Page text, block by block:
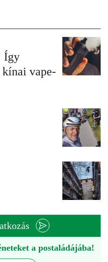
Így
kínai vape-
a postaládájába!